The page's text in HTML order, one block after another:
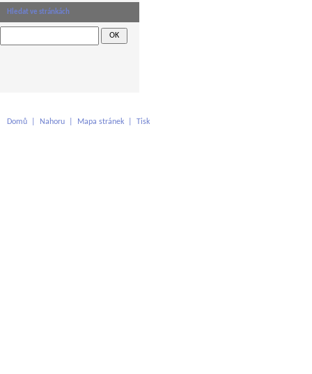
Hledat ve stránkách
Domů Nahoru Mapa stránek Tisk